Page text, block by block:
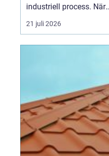
industriell process. När
pumpen stannar, stannar
produktionen. Därför
21 juli 2026